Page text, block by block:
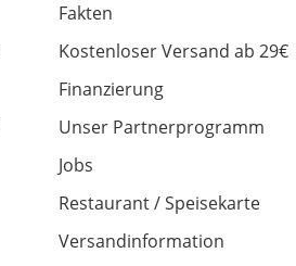
Fakten
Kostenloser Versand ab 29€
Finanzierung
Unser Partnerprogramm
Jobs
Restaurant / Speisekarte
Versandinformation